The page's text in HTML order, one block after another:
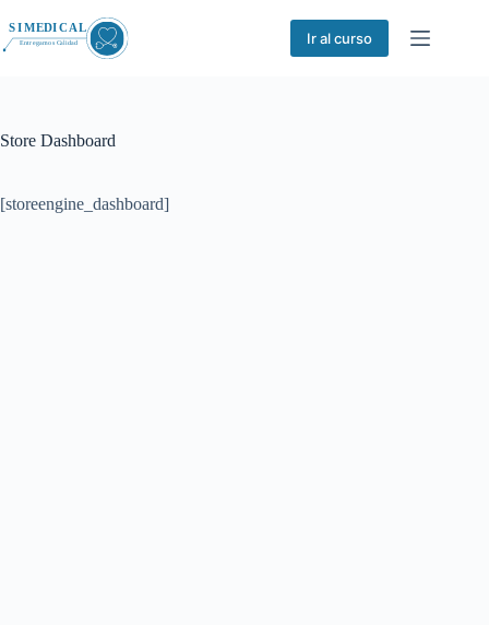
al
contenido
Ir al curso
Store Dashboard
[storeengine_dashboard]